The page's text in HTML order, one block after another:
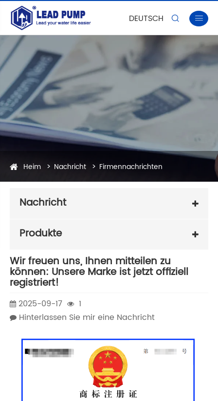
DEUTSCH  
Heim Nachricht Firmennachrichten
Nachricht
Produkte
Wir freuen uns, Ihnen mitteilen zu
können: Unsere Marke ist jetzt offiziell
registriert!
2025-09-17
1
Hinterlassen Sie mir eine Nachricht